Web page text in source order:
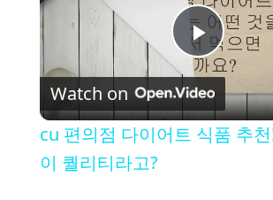
P
l
Watch on
cu 편의점 다이어트 식품 추
이 퀄리티라고?